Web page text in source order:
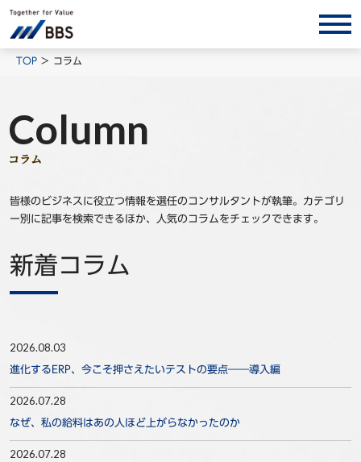
サービス/ソリューション
コラム
事例
セミナ−
TOP コラム
Column
コラム
皆様のビジネスに役立つ情報を選任のコンサルタントが執筆。カテゴリ
ー別に記事を検索できるほか、人気のコラムをチェックできます。
新着コラム
2026.08.03
進化するERP、今こそ押さえたいテストの要点――導入編
2026.07.28
なぜ、私の給料はあの人ほど上がらなかったのか
2026.07.28